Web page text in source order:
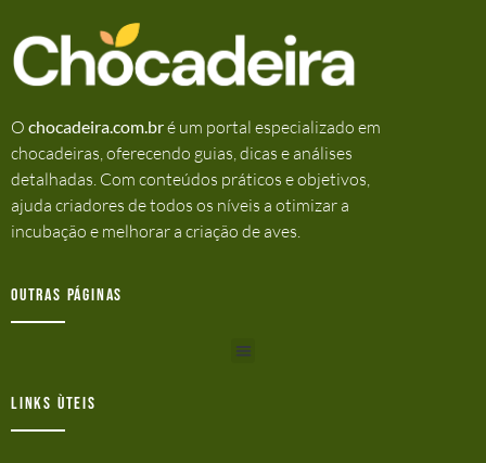
O chocadeira.com.bré um portal especializado em
chocadeiras, oferecendo guias, dicas e análises
detalhadas. Com conteúdos práticos e objetivos,
ajuda criadores de todos os níveis a otimizar a
incubação e melhorar a criação de aves.
Outras Páginas
Links ùteis